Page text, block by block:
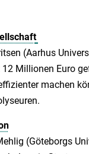
(Aarhus
Millionen Euro
machen
(Göteborgs